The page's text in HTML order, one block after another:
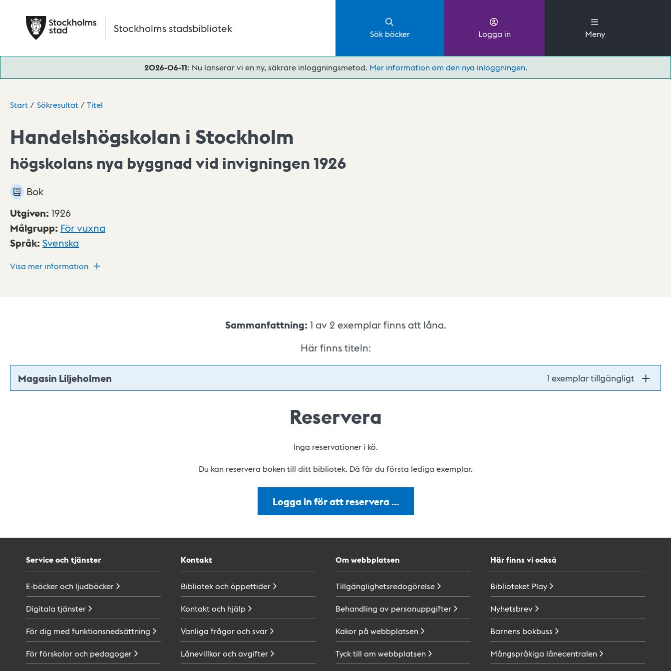
Stockholms stadsbibliotek Sök böcker Logga in Meny
2026-06-11: Nu lanserar vi en ny, säkrare inloggningsmetod. Mer information om den nya inloggningen.
Start Sökresultat Titel
Handelshögskolan i Stockholm
högskolans nya byggnad vid invigningen 1926
Bok
Utgiven: 1926
Målgrupp: För vuxna
Språk: Svenska
Visa mer information
Sammanfattning: 1 av 2 exemplar finns att låna.
Här finns titeln:
Magasin Liljeholmen 1 exemplar tillgängligt
Reservera
Inga reservationer i kö.
Du kan reservera boken till ditt bibliotek. Då får du första lediga exemplar.
Logga in för att reservera …
Service och tjänster
E-böcker och ljudböcker
Digitala tjänster
För dig med funktionsnedsättning
För förskolor och pedagoger
Kontakt
Bibliotek ochöppettider
Kontakt och hjälp
Vanliga frågor ochsvar
Lånevillkor ochavgifter
Om webbplatsen
Tillgänglighetsredogörelse
Behandling av personuppgifter
Kakor på webbplatsen
Tyck till om webbplatsen
Här finns vi också
Biblioteket Play
Nyhetsbrev
Barnens bokbuss
Mångspråkiga lånecentralen